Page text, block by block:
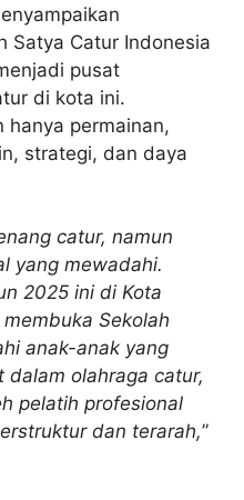
Satya Catur Indonesia
pusat
di kota ini.
hanya permainan,
strategi, dan daya
catur, namun
yang mewadahi.
2025 ini di Kota
Sekolah
anak-anak yang
olahraga catur,
pelatih profesional
dan terarah,”